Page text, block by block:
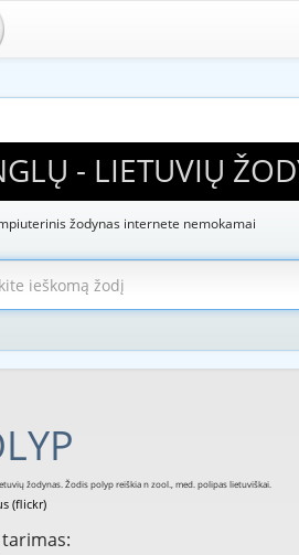
- LIETUVIŲ
žodynas internete nemokamai
(flickr)
tarimas: